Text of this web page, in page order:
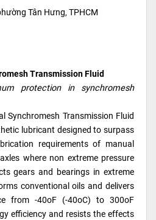
Tân Hưng, TPHCM
Transmission Fluid
protection in synchromesh
Synchromesh Transmission Fluid
lubricant designed to surpass
requirements of manual
where non extreme pressure
gears and bearings in extreme
conventional oils and delivers
from -40oF (-40oC) to 300oF
efficiency and resists the effects